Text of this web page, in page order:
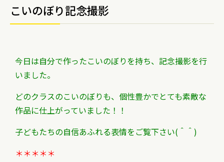
こいのぼり記念撮影
今日は自分で作ったこいのぼりを持ち、記念撮影を行
いました。
どのクラスのこいのぼりも、個性豊かでとても素敵な
作品に仕上がっていました！！
子どもたちの自信あふれる表情をご覧下さい(＾＾)
＊＊＊＊＊